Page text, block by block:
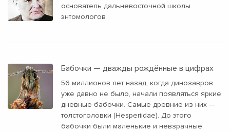
основатель дальневосточной школы
энтомологов
Бабочки — дважды рождённые в цифрах
56 миллионов лет назад, когда динозавров
уже давно не было, начали появляться яркие
дневные бабочки. Самые древние из них —
толстоголовки (Hesperiidae). До этого
бабочки были маленькие и невзрачные.